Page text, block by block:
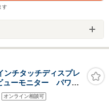
す
チタッチディスプレ
ーモニター パワー
ー 前後ドライブレ
オンライン相談可